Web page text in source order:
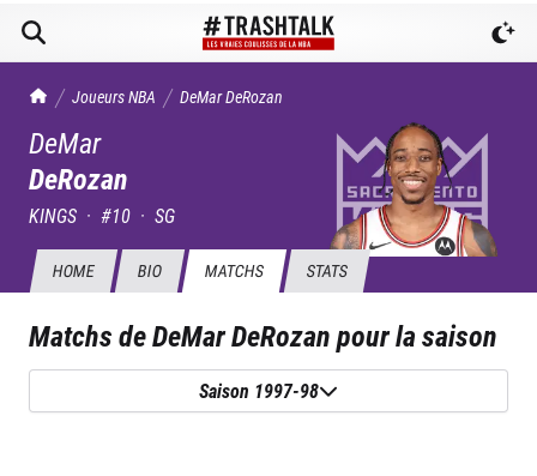
TrashTalk Actu NBA
Joueurs NBA DeMarDeRozan
DeMar
DeRozan
KINGS · #10 · SG
HOME BIO MATCHS STATS
Matchs deDeMar DeRozanpour la saison
Saison 1997-98